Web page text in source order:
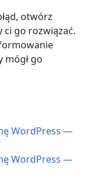
otwórz
ci go rozwiązać.
mógł go
WordPress —
WordPress —